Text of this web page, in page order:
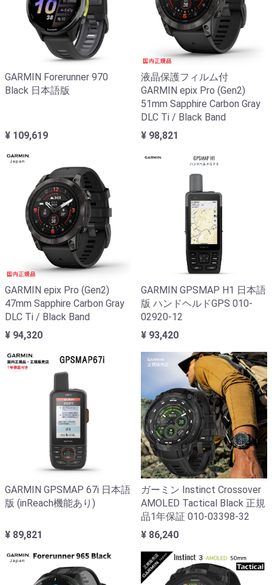
GARMIN Forerunner 970
Black 日本語版
¥ 109,619
液晶保護フィルム付
GARMIN epix Pro (Gen2)
51mm Sapphire Carbon Gray
DLC Ti / Black Band
¥ 98,821
GARMIN epix Pro (Gen2)
47mm Sapphire Carbon Gray
DLC Ti / Black Band
¥ 94,320
GARMIN GPSMAP H1 日本語
版 ハンドヘルドGPS 010-
02920-12
¥ 93,420
GARMIN GPSMAP 67i 日本語
版 (inReach機能あり)
¥ 89,821
ガーミン Instinct Crossover
AMOLED Tactical Black 正規
品1年保証 010-03398-32
¥ 86,240